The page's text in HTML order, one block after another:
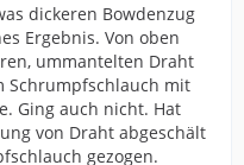
dickeren Bowdenzug
Ergebnis. Von oben
ummantelten Draht
Schrumpfschlauch mit
Ging auch nicht. Hat
von Draht abgeschält
gezogen.